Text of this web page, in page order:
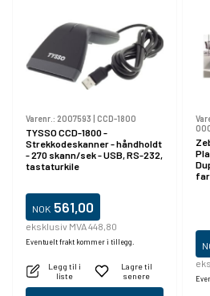
Varenr.: 2007593 | CCD-1800
TYSSO CCD-1800 -
Strekkodeskanner - håndholdt
- 270 skann/sek - USB, RS-232,
tastaturkile
NOK 561,00
eksklusiv MVA 448,80
Eventuelt frakt kommer i tillegg.
Legg til i
liste
Lagre til
senere